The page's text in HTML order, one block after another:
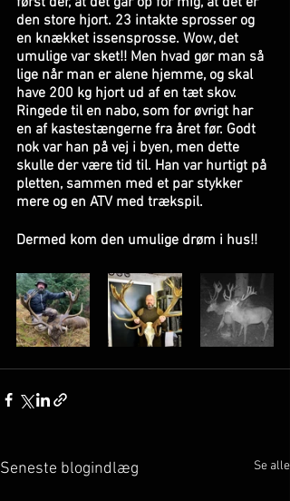
den store hjort. 23 intakte sprosser og
en knækket issensprosse. Wow, det
umulige var sket!! Men hvad gør man så
lige når man er alene hjemme, og skal
have 200 kg hjort ud af en tæt skov.
Ringede til en nabo, som for øvrigt har
en af kastestængerne fra året før. Godt
nok var han på vej i byen, men dette
skulle der være tid til. Han var hurtigt på
pletten, sammen med et par stykker
mere og en ATV med trækspil.
Dermed kom den umulige drøm i hus!!
Seneste blogindlæg Se alle